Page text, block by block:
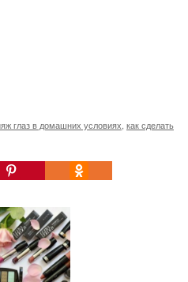
глаз в домашних условиях как сделать